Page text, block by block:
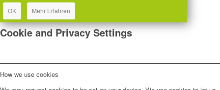
OK Mehr Erfahren
Cookie and Privacy Settings
How we use cookies